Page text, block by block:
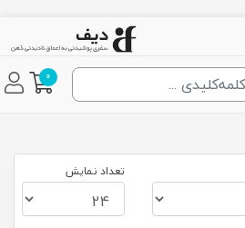
0
تعداد نمایش